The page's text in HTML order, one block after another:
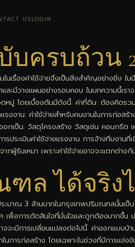
USLOGIN
ครบถ้วน
รื่องค่าใช้จ่ายจึงเป็นสิ่งสำคัญอย่างยิ่ง ใน
มีวางแผนอย่างรอบคอบ ในบทความนี้เรา
ดหมู่ โดยเบื้องต้นมีดังนี้: ค่าที่ดิน: ต้องคิด
งาน: ค่าใช้จ่ายสำหรับคนงานในการก่อสร้
กเป็น: วัสดุโครงสร้าง วัสดุเช่น คอนกรีต
เมินค่าใช้จ่ายแรงงาน การจ้างทีมงานที่
รับเหมา เพราะค่าใช้จ่ายอาจจะแตกต่าง
ฑล ได้จริง
ะมาณ 3 ล้านบาทในกรุงเทพปริมณฑลนั้นเ
อการตัดสินใจที่มั่นใจและถูกต้องมากขึ้น ปร
ะมีการเปลี่ยนแปลงต่อไปนี้: ค่าออกแบบบ้
ารก่อสร้าง โดยเฉพาะในช่วงที่มีการแข่ง